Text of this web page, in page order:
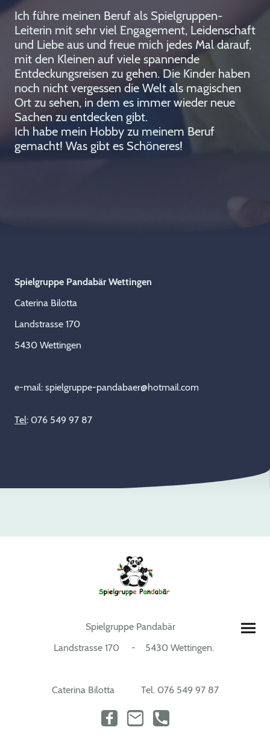
Ich führe meinen Beruf als Spielgruppen-
Leiterin mit sehr viel Engagement, Leidenschaft
und Liebe aus und freue mich jedes Mal darauf,
mit den Kleinen auf viele spannende
Entdeckungsreisen zu gehen. Die Kinder haben
noch nicht vergessen die Welt als magischen
Ort zu sehen, in dem es immer wieder neue
Sachen zu entdecken gibt.
Ich habe mein Hobby zu meinem Beruf
gemacht! Was gibt es Schöneres!
Spielgruppe Pandabär Wettingen
Caterina Bilotta
Landstrasse 170
5430 Wettingen
e-mail: spielgruppe-pandabaer@hotmail.com
Tel: 076 549 97 87
Spielgruppe Pandabär
Landstrasse 170 - 5430 Wettingen.
Caterina Bilotta Tel. 076 549 97 87